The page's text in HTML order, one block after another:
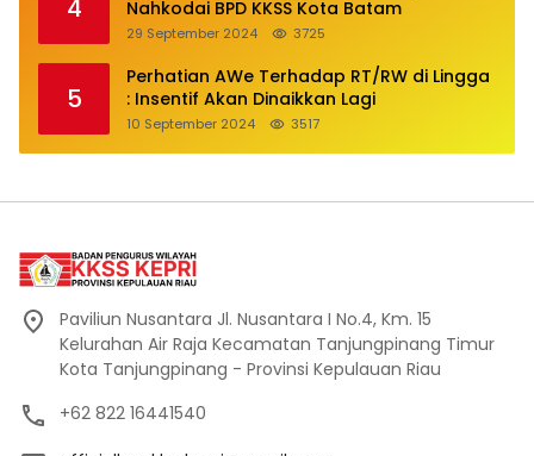
4
Nahkodai BPD KKSS Kota Batam
29 September 2024 3725
5
Perhatian AWe Terhadap RT/RW di Lingga
: Insentif Akan Dinaikkan Lagi
10 September 2024 3517
Paviliun Nusantara Jl. Nusantara I No.4, Km. 15
Kelurahan Air Raja Kecamatan Tanjungpinang Timur
Kota Tanjungpinang - Provinsi Kepulauan Riau
+62 822 16441540